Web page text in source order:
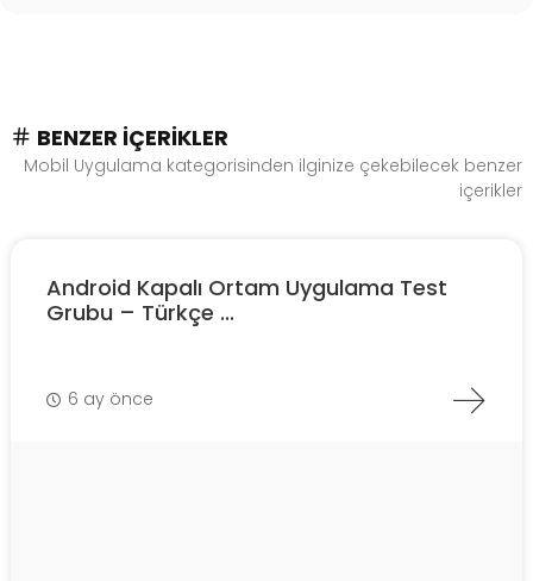
BENZER İÇERIKLER
Mobil Uygulama kategorisinden ilginize çekebilecek benzer
içerikler
Android Kapalı Ortam Uygulama Test
Grubu – Türkçe ...
6 ay önce